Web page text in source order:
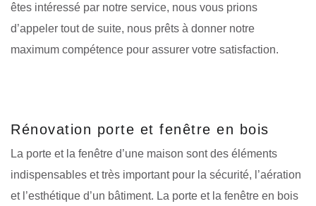
êtes intéressé par notre service, nous vous prions
d’appeler tout de suite, nous prêts à donner notre
maximum compétence pour assurer votre satisfaction.
Rénovation porte et fenêtre en bois
La porte et la fenêtre d’une maison sont des éléments
indispensables et très important pour la sécurité, l’aération
et l’esthétique d’un bâtiment. La porte et la fenêtre en bois